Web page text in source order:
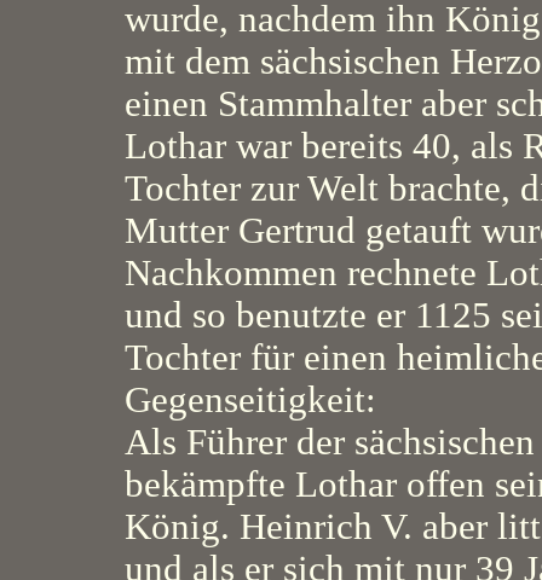
wurde, nachdem ihn
mit dem sächsischen
einen Stammhalter aber
Lothar war bereits 40, als
Tochter zur Welt brachte,
Mutter Gertrud getauft
Nachkommen rechnete
und so benutzte er 1125
Tochter für einen
Gegenseitigkeit:
Als Führer der
bekämpfte Lothar offen
König. Heinrich V. aber
und als er sich mit nur 39